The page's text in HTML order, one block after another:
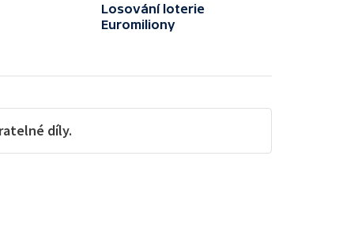
Losování loterie
Euromiliony
díly.